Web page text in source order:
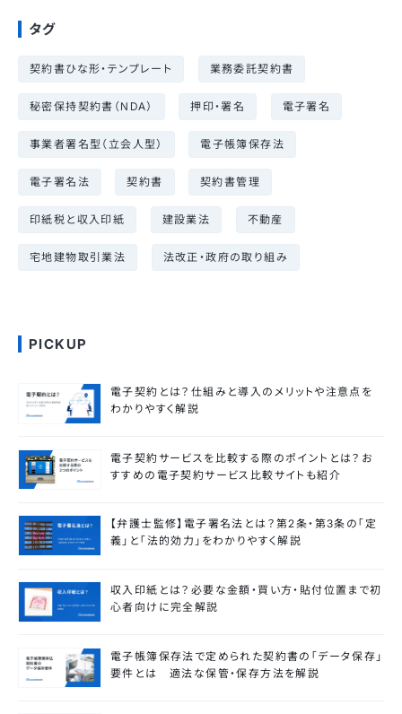
タグ
契約書ひな形・テンプレート 業務委託契約書
秘密保持契約書（NDA） 押印・署名 電子署名
事業者署名型（立会人型） 電子帳簿保存法
電子署名法 契約書 契約書管理
印紙税と収入印紙 建設業法 不動産
宅地建物取引業法 法改正・政府の取り組み
PICKUP
電子契約とは？仕組みと導入のメリットや注意点を
わかりやすく解説
電子契約サービスを比較する際のポイントとは？お
すすめの電子契約サービス比較サイトも紹介
【弁護士監修】電子署名法とは？第2条・第3条の「定
義」と「法的効力」をわかりやすく解説
収入印紙とは？必要な金額・買い方・貼付位置まで初
心者向けに完全解説
電子帳簿保存法で定められた契約書の「データ保存」
要件とは 適法な保管・保存方法を解説